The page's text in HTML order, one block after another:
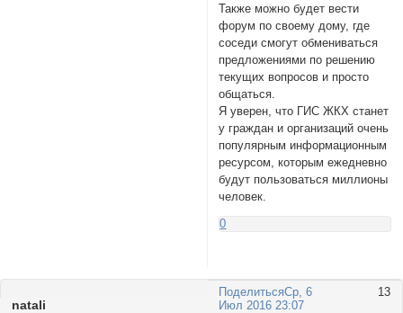
Также можно будет вести
форум по своему дому, где
соседи смогут обмениваться
предложениями по решению
текущих вопросов и просто
общаться.
Я уверен, что ГИС ЖКХ станет
у граждан и организаций очень
популярным информационным
ресурсом, которым ежедневно
будут пользоваться миллионы
человек.
0
Поделиться 13
Ср, 6
Июл 2016 23:07
natali